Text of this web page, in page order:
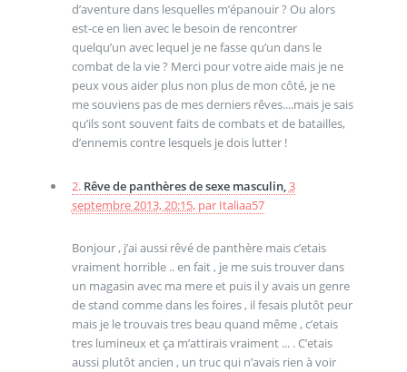
d’aventure dans lesquelles m’épanouir ? Ou alors
est-ce en lien avec le besoin de rencontrer
quelqu’un avec lequel je ne fasse qu’un dans le
combat de la vie ? Merci pour votre aide mais je ne
peux vous aider plus non plus de mon côté, je ne
me souviens pas de mes derniers rêves....mais je sais
qu’ils sont souvent faits de combats et de batailles,
d’ennemis contre lesquels je dois lutter !
2. Rêve de panthères de sexe masculin,3
septembre 2013, 20:15, par Italiaa57
Bonjour , j’ai aussi rêvé de panthère mais c’etais
vraiment horrible .. en fait , je me suis trouver dans
un magasin avec ma mere et puis il y avais un genre
de stand comme dans les foires , il fesais plutôt peur
mais je le trouvais tres beau quand même , c’etais
tres lumineux et ça m’attirais vraiment ... . C’etais
aussi plutôt ancien , un truc qui n’avais rien à voir